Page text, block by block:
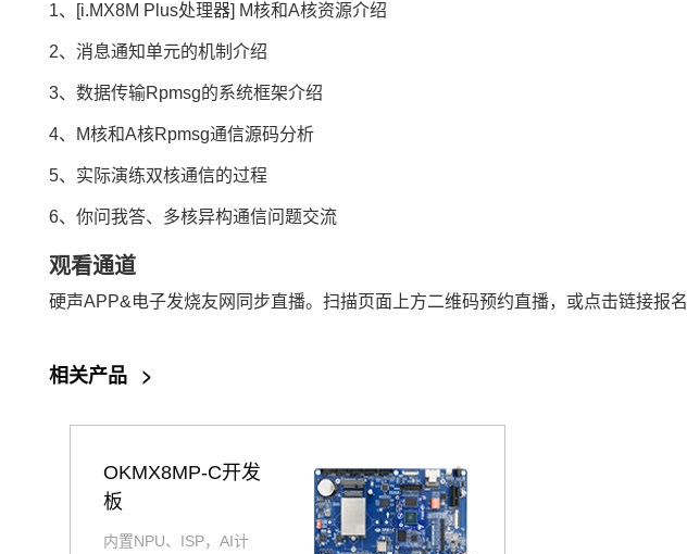
1、[i.MX8M Plus处理器] M核和A核资源介绍
2、消息通知单元的机制介绍
3、数据传输Rpmsg的系统框架介绍
4、M核和A核Rpmsg通信源码分析
5、实际演练双核通信的过程
6、你问我答、多核异构通信问题交流
观看通道
硬声APP&电子发烧友网同步直播。扫描页面上方二维码预约直播，或点击链接报名
相关产品 >
OKMX8MP-C开发
板
内置NPU、ISP，AI计